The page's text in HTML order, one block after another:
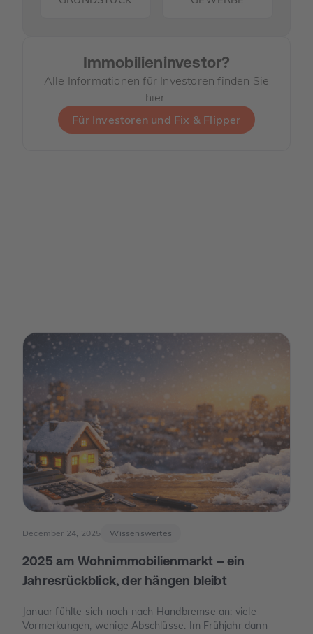
Immobilieninvestor?
Alle Informationen für Investoren finden Sie
hier:
Für Investoren und Fix & Flipper
December 24, 2025 Wissenswertes
2025 am Wohnimmobilienmarkt – ein
Jahresrückblick, der hängen bleibt
Januar fühlte sich noch nach Handbremse an: viele
Vormerkungen, wenige Abschlüsse. Im Frühjahr dann